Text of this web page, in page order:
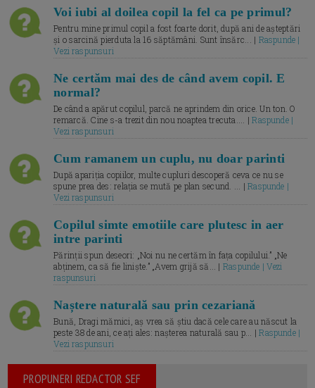
Voi iubi al doilea copil la fel ca pe primul?
Pentru mine primul copil a fost foarte dorit, după ani de așteptări
și o sarcină pierduta la 16 săptămâni. Sunt însărc... | Raspunde |
Vezi raspunsuri
Ne certăm mai des de când avem copil. E
normal?
De când a apărut copilul, parcă ne aprindem din orice. Un ton. O
remarcă. Cine s-a trezit din nou noaptea trecuta.... |Raspunde |
Vezi raspunsuri
Cum ramanem un cuplu, nu doar parinti
După apariția copiilor, multe cupluri descoperă ceva ce nu se
spune prea des: relația se mută pe plan secund. ... |Raspunde |
Vezi raspunsuri
Copilul simte emotiile care plutesc in aer
intre parinti
Părinții spun deseori: „Noi nu ne certăm în fața copilului.” „Ne
abținem, ca să fie liniște.” „Avem grijă să... | Raspunde | Vezi
raspunsuri
Naștere naturală sau prin cezariană
Bună, Dragi mămici, aș vrea să știu dacă cele care au născut la
peste 38 de ani, ce ați ales: nașterea naturală sau p... |Raspunde |
Vezi raspunsuri
PROPUNERI REDACTOR SEF